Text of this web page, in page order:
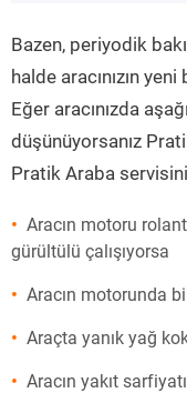
Bazen, periyodik
halde aracınızın
Eğer aracınızda
düşünüyorsanız
Pratik Araba
Aracın motoru
gürültülü çalışıyorsa
Aracın motorunda
Araçta yanık yağ
Aracın yakıt